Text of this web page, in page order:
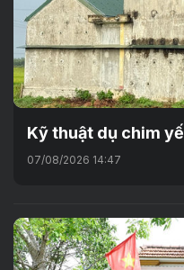
Kỹ thuật dụ chim
07/08/2026 14:47